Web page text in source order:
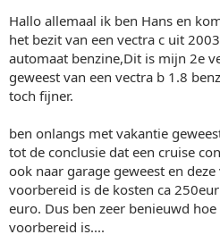
Hallo allemaal ik ben Hans en
het bezit van een vectra c uit
automaat benzine,Dit is mijn 2e
geweest van een vectra b 1.8
toch fijner.
ben onlangs met vakantie
tot de conclusie dat een cruise
ook naar garage geweest en
voorbereid is de kosten ca
euro. Dus ben zeer benieuwd
voorbereid is....